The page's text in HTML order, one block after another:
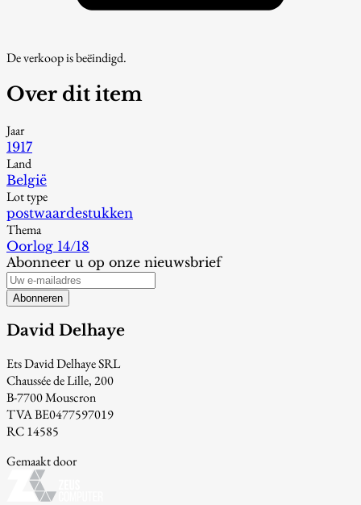
De verkoop is beëindigd.
Over dit item
Jaar
1917
Land
België
Lot type
postwaardestukken
Thema
Oorlog 14/18
Abonneer u op onze nieuwsbrief
Abonneren
David Delhaye
Ets David Delhaye SRL
Chaussée de Lille, 200
B-7700 Mouscron
TVA BE0477597019
RC 14585
Gemaakt door